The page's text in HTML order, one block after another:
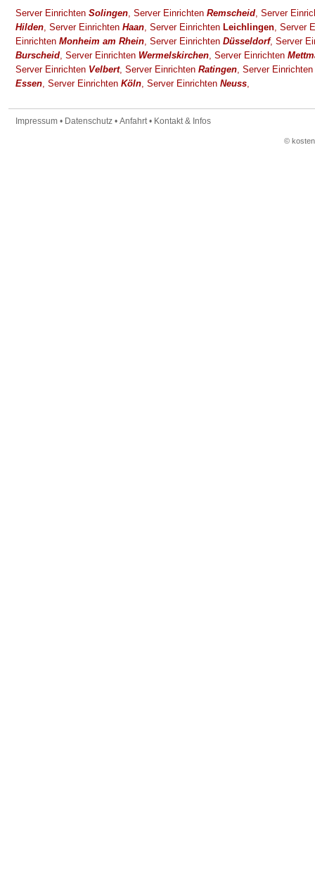
Server Einrichten Solingen, Server Einrichten Remscheid, Server
Hilden, Server Einrichten Haan, Server Einrichten Leichlingen, Server
Einrichten Monheim am Rhein, Server Einrichten Düsseldorf, Server
Burscheid, Server Einrichten Wermelskirchen, Server Einrichten
Server Einrichten Velbert, Server Einrichten Ratingen, Server Einrichten
Essen, Server Einrichten Köln, Server Einrichten Neuss,
Impressum • Datenschutz • Anfahrt• Kontakt & Infos
©